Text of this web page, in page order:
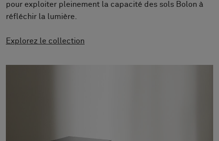
Pattern Tile Tool
Image & Material Bank
pour exploiter pleinement la capacité des sols Bolon à
réfléchir la lumière.
Explorez le collection